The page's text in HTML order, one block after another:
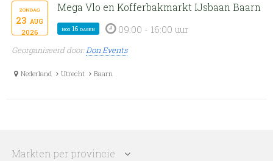
zondag
23 aug
2026
Mega Vlo en Kofferbakmarkt IJsbaan Baarn
nog 16 dagen 09:00 - 16:00 uur
Georganiseerd door:Don Events
Nederland Utrecht Baarn
Markten per provincie